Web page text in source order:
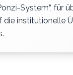
System“, für
die institutionelle